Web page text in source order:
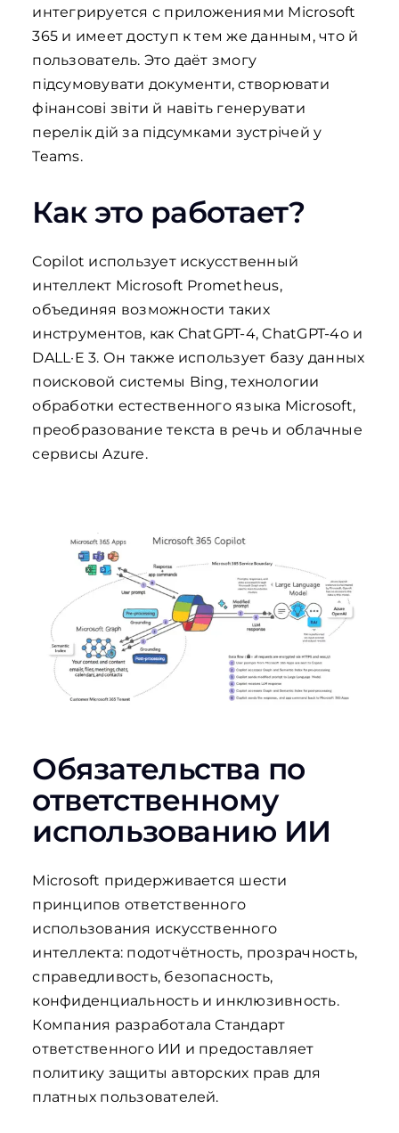
интегрируется с приложениями Microsoft
365 и имеет доступ к тем же данным, что й
пользователь. Это даёт змогу
підсумовувати документи, створювати
фінансові звіти й навіть генерувати
перелік дій за підсумками зустрічей у
Teams.
Как это работает?
Copilot использует искусственный
интеллект Microsoft Prometheus,
объединяя возможности таких
инструментов, как ChatGPT-4, ChatGPT-4o и
DALL·E 3. Он также использует базу данных
поисковой системы Bing, технологии
обработки естественного языка Microsoft,
преобразование текста в речь и облачные
сервисы Azure.
Обязательства по
ответственному
использованию ИИ
Microsoft придерживается шести
принципов ответственного
использования искусственного
интеллекта: подотчётность, прозрачность,
справедливость, безопасность,
конфиденциальность и инклюзивность.
Компания разработала Стандарт
ответственного ИИ и предоставляет
политику защиты авторских прав для
платных пользователей.